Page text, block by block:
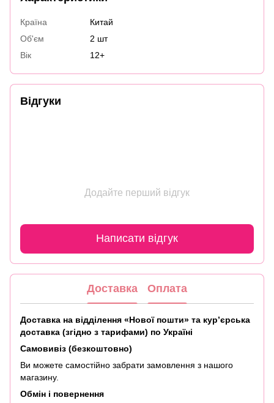
Країна
Китай
Об'єм
2 шт
Вік
12+
Відгуки
Додайте перший відгук
Написати відгук
Доставка Оплата
Доставка на відділення «Нової пошти» та кур’єрська
доставка (згідно з тарифами) по Україні
Самовивіз (безкоштовно)
Ви можете самостійно забрати замовлення з нашого
магазину.
Обмін і повернення